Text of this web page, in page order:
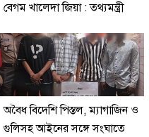
বেগম খালেদা জিয়া : তথ্যমন্ত্রী
অবৈধ বিদেশি পিস্তল, ম্যাগাজিন ও
গুলিসহ আইনের সঙ্গে সংঘাতে